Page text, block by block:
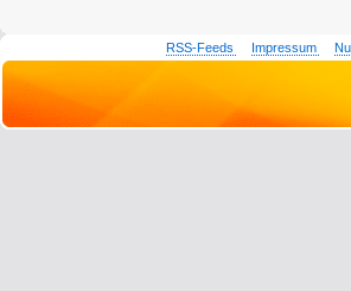
RSS-Feeds Impressum